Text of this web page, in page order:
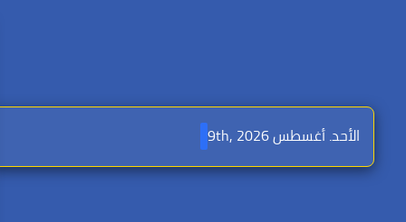
الأحد. أغسطس 9th, 2026